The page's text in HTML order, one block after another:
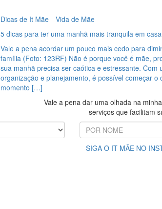
Dicas de It Mãe
Vida de Mãe
5 dicas para ter uma manhã mais tranquila em casa
Vale a pena acordar um pouco mais cedo para
família (Foto: 123RF) Não é porque você é mãe,
sua manhã precisa ser caótica e estressante. Com
organização e planejamento, é possível começar o
momento […]
Vale a pena dar uma olhada na
serviços que facilitam
SIGA O IT MÃE NO